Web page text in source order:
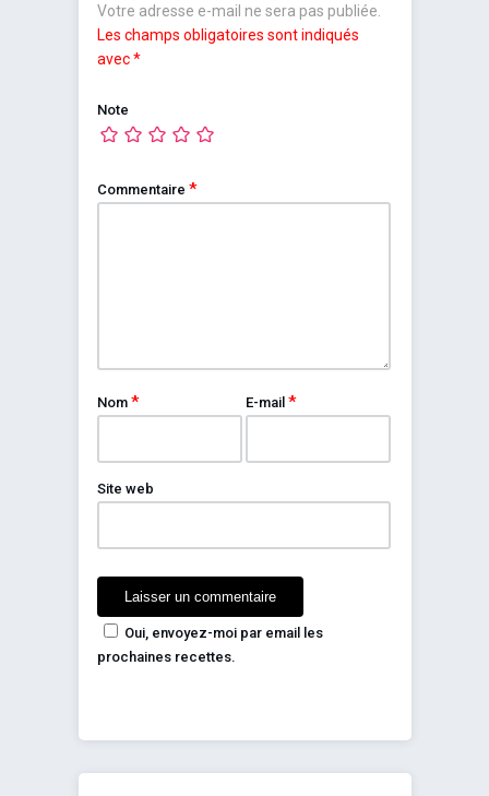
Votre adresse e-mail ne sera pas publiée.
Les champs obligatoires sont indiqués
avec*
Note
Commentaire *
Nom * E-mail*
Site web
Oui, envoyez-moi par email les
prochaines recettes.